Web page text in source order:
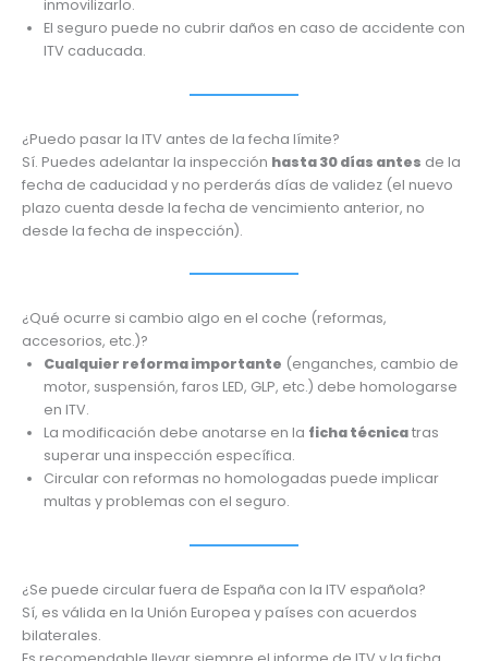
inmovilizarlo.
El seguro puede no cubrir daños en caso de accidente con
ITV caducada.
¿Puedo pasar la ITV antes de la fecha límite?
Sí. Puedes adelantar la inspección hasta 30 días antes de la
fecha de caducidad y no perderás días de validez (el nuevo
plazo cuenta desde la fecha de vencimiento anterior, no
desde la fecha de inspección).
¿Qué ocurre si cambio algo en el coche (reformas,
accesorios, etc.)?
Cualquier reforma importante (enganches, cambio de
motor, suspensión, faros LED, GLP, etc.) debe homologarse
en ITV.
La modificación debe anotarse en la ficha técnicatras
superar una inspección específica.
Circular con reformas no homologadas puede implicar
multas y problemas con el seguro.
¿Se puede circular fuera de España con la ITV española?
Sí, es válida en la Unión Europea y países con acuerdos
bilaterales.